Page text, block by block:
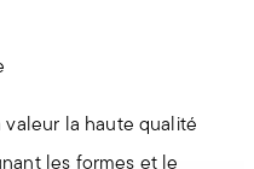
la haute qualité
les formes et le